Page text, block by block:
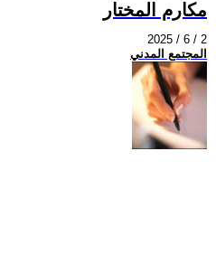
مكارم المختار
2025 / 6 / 2
المجتمع المدني